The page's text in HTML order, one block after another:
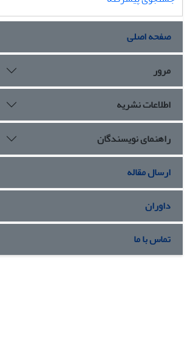
صفحه اصلی
مرور
اطلاعات نشریه
راهنمای نویسندگان
ارسال مقاله
داوران
تماس با ما